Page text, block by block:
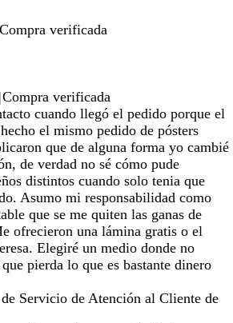
Compra verificada
|Compra verificada
cuando llegó el pedido porque el
el mismo pedido de pósters
que de alguna forma yo cambié
de verdad no sé cómo pude
distintos cuando solo tenia que
Asumo mi responsabilidad como
que se me quiten las ganas de
ofrecieron una lámina gratis o el
Elegiré un medio donde no
pierda lo que es bastante dinero
Servicio de Atención al Cliente de